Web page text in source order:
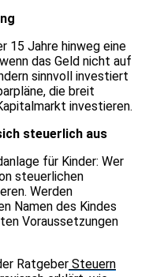
15 Jahre hinweg eine
das Geld nicht auf
sinnvoll investiert
die breit
investieren.
steuerlich aus
für Kinder: Wer
steuerlichen
Werden
Namen des Kindes
Voraussetzungen
Ratgeber Steuern